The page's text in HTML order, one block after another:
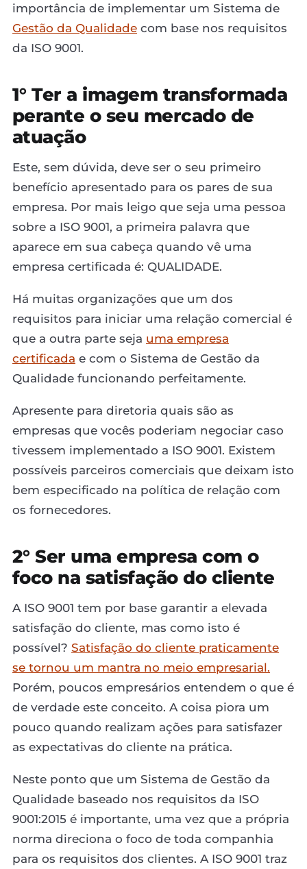
importância de implementar um Sistema de
Gestão da Qualidade com base nos requisitos
da ISO 9001.
1° Ter a imagem transformada
perante o seu mercado de
atuação
Este, sem dúvida, deve ser o seu primeiro
benefício apresentado para os pares de sua
empresa. Por mais leigo que seja uma pessoa
sobre a ISO 9001, a primeira palavra que
aparece em sua cabeça quando vê uma
empresa certificada é: QUALIDADE.
Há muitas organizações que um dos
requisitos para iniciar uma relação comercial é
que a outra parte seja uma empresa
certificada e com o Sistema de Gestão da
Qualidade funcionando perfeitamente.
Apresente para diretoria quais são as
empresas que vocês poderiam negociar caso
tivessem implementado a ISO 9001. Existem
possíveis parceiros comerciais que deixam isto
bem especificado na política de relação com
os fornecedores.
2° Ser uma empresa com o
foco na satisfação do cliente
A ISO 9001 tem por base garantir a elevada
satisfação do cliente, mas como isto é
possível? Satisfação do cliente praticamente
se tornou um mantra no meio empresarial.
Porém, poucos empresários entendem o que é
de verdade este conceito. A coisa piora um
pouco quando realizam ações para satisfazer
as expectativas do cliente na prática.
Neste ponto que um Sistema de Gestão da
Qualidade baseado nos requisitos da ISO
9001:2015 é importante, uma vez que a própria
norma direciona o foco de toda companhia
para os requisitos dos clientes. A ISO 9001 traz